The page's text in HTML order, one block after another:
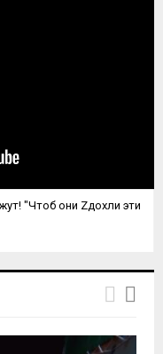
"Чтоб они Zдохли эти